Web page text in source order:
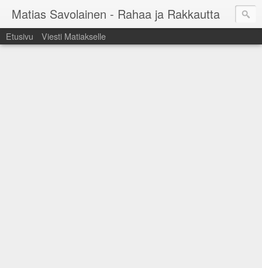
Matias Savolainen - Rahaa ja Rakkautta
Etusivu Viesti Matiakselle